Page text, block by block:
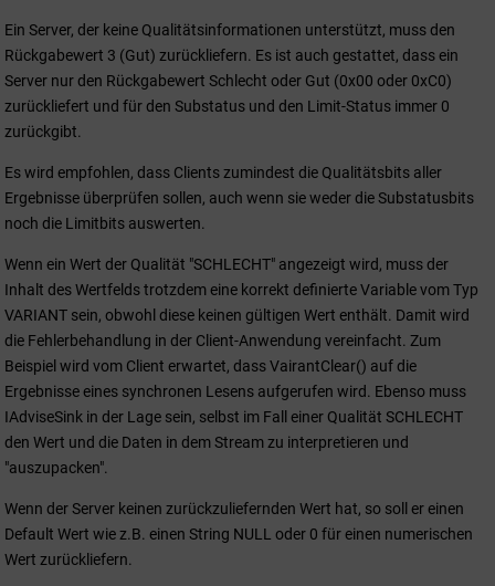
Ein Server, der keine Qualitätsinformationen unterstützt, muss den
Rückgabewert 3 (Gut) zurückliefern. Es ist auch gestattet, dass ein
Server nur den Rückgabewert Schlecht oder Gut (0x00 oder 0xC0)
zurückliefert und für den Substatus und den Limit-Status immer 0
zurückgibt.
Es wird empfohlen, dass Clients zumindest die Qualitätsbits aller
Ergebnisse überprüfen sollen, auch wenn sie weder die Substatusbits
noch die Limitbits auswerten.
Wenn ein Wert der Qualität "SCHLECHT" angezeigt wird, muss der
Inhalt des Wertfelds trotzdem eine korrekt definierte Variable vom Typ
VARIANT sein, obwohl diese keinen gültigen Wert enthält. Damit wird
die Fehlerbehandlung in der Client-Anwendung vereinfacht. Zum
Beispiel wird vom Client erwartet, dass VairantClear() auf die
Ergebnisse eines synchronen Lesens aufgerufen wird. Ebenso muss
IAdviseSink in der Lage sein, selbst im Fall einer Qualität SCHLECHT
den Wert und die Daten in dem Stream zu interpretieren und
"auszupacken".
Wenn der Server keinen zurückzuliefernden Wert hat, so soll er einen
Default Wert wie z.B. einen String NULL oder 0 für einen numerischen
Wert zurückliefern.